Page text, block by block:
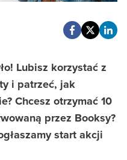
Lubisz korzystać z
i patrzeć, jak
Chcesz otrzymać 10
przez Booksy?
start akcji